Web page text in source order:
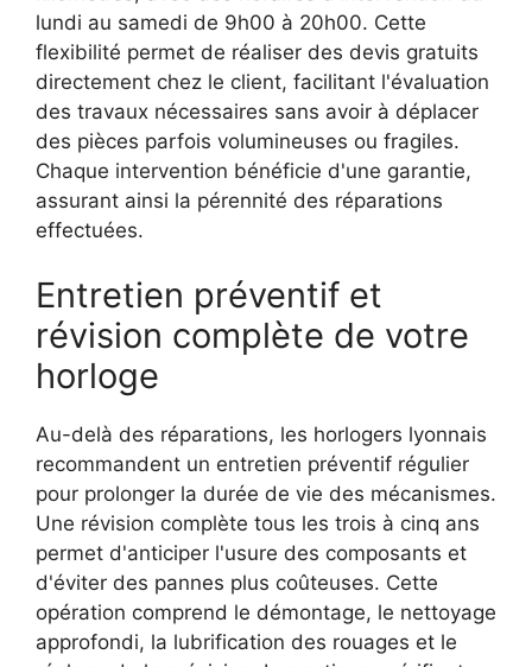
lundi au samedi de 9h00 à 20h00. Cette
flexibilité permet de réaliser des devis gratuits
directement chez le client, facilitant l'évaluation
des travaux nécessaires sans avoir à déplacer
des pièces parfois volumineuses ou fragiles.
Chaque intervention bénéficie d'une garantie,
assurant ainsi la pérennité des réparations
effectuées.
Entretien préventif et
révision complète de votre
horloge
Au-delà des réparations, les horlogers lyonnais
recommandent un entretien préventif régulier
pour prolonger la durée de vie des mécanismes.
Une révision complète tous les trois à cinq ans
permet d'anticiper l'usure des composants et
d'éviter des pannes plus coûteuses. Cette
opération comprend le démontage, le nettoyage
approfondi, la lubrification des rouages et le